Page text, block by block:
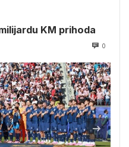
KM prihoda
0